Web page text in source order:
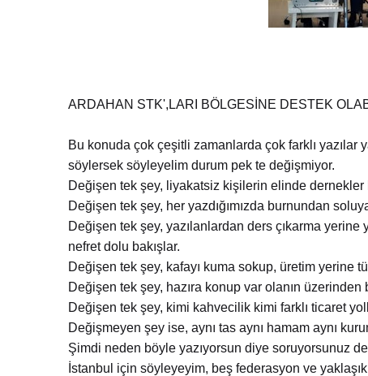
ARDAHAN STK',LARI BÖLGESİNE DESTEK
Bu konuda çok çeşitli zamanlarda çok farklı yazılar
söylersek söyleyelim durum pek te değişmiyor.
Değişen tek şey, liyakatsiz kişilerin elinde dernekler
Değişen tek şey, her yazdığımızda burnundan
Değişen tek şey, yazılanlardan ders çıkarma
nefret dolu bakışlar.
Değişen tek şey, kafayı kuma sokup, üretim yerine
Değişen tek şey, hazıra konup var olanın
Değişen tek şey, kimi kahvecilik kimi farklı ticaret
Değişmeyen şey ise, aynı tas aynı hamam aynı
Şimdi neden böyle yazıyorsun diye soruyorsunuz
İstanbul için söyleyeyim, beş federasyon ve